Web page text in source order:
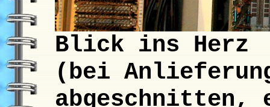
Blick ins Herz
(bei
abgeschnitten,